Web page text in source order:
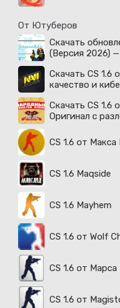
От Ютуберов
Скачать
(Версия 2026)
Скачать CS 1.6
качество и
Скачать CS 1.6
Оригинал с
CS 1.6 от
CS 1.6 Maqside
CS 1.6 Mayhem
CS 1.6 от Wolf
CS 1.6 от Марса
CS 1.6 от